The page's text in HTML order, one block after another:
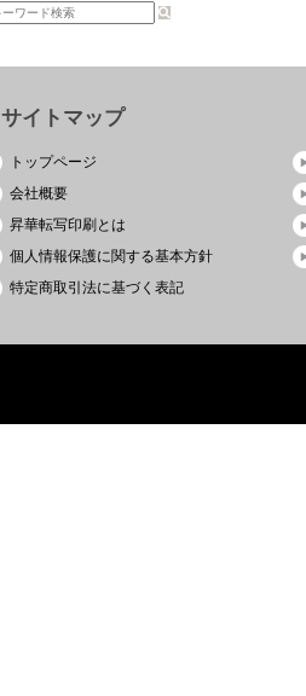
サイトマップ
トップページ
会社概要
昇華転写印刷とは
個人情報保護に関する基本方針
特定商取引法に基づく表記